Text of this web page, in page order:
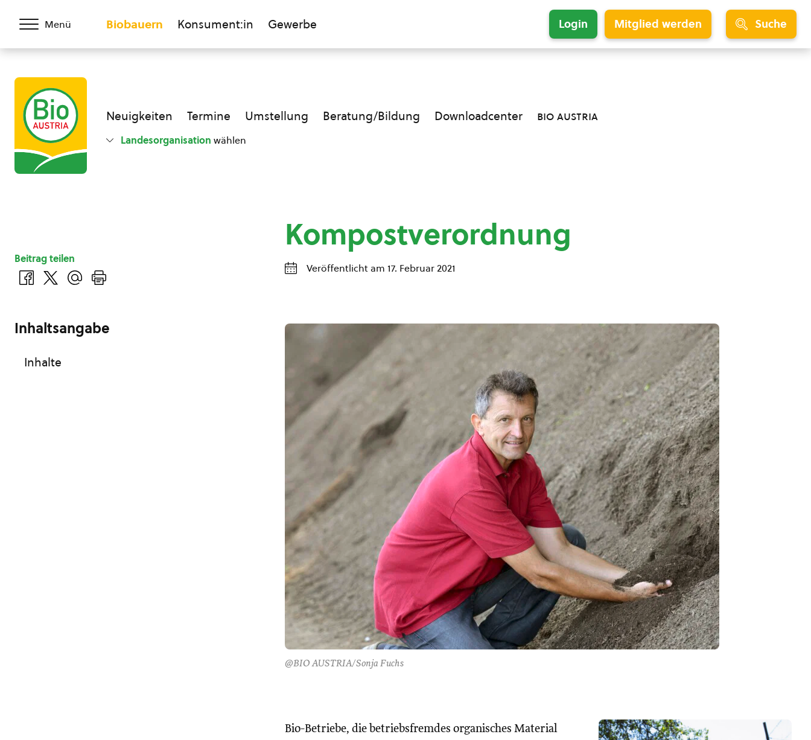
Menü Biobauern Konsument:in Gewerbe Login Mitglied werden Suche
Neuigkeiten Termine Umstellung Beratung/Bildung Downloadcenter bio austria
Landesorganisation wählen
Kompostverordnung
Veröffentlicht am 17. Februar 2021
@BIO AUSTRIA/Sonja Fuchs
Bio-Betriebe, die betriebsfremdes organisches Material
Beitrag teilen
Inhaltsangabe
Inhalte